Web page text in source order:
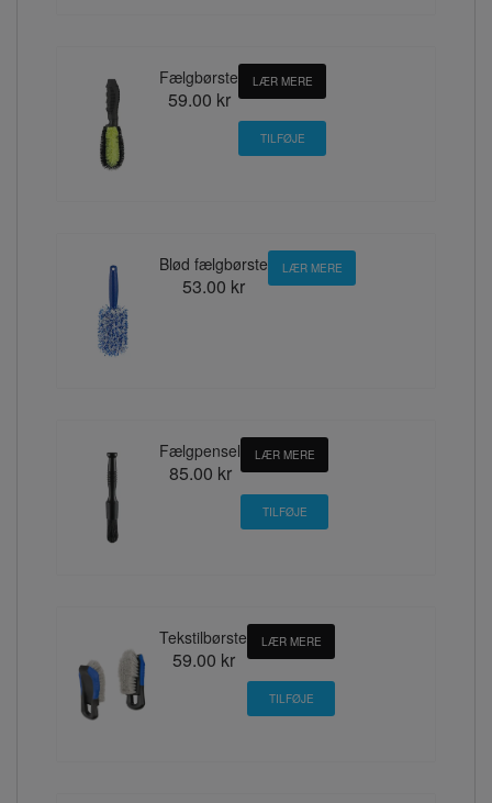
Fælgbørste
59.00 kr
LÆR MERE
Blød fælgbørste
53.00 kr
LÆR MERE
Fælgpensel
85.00 kr
LÆR MERE
Tekstilbørste
59.00 kr
LÆR MERE